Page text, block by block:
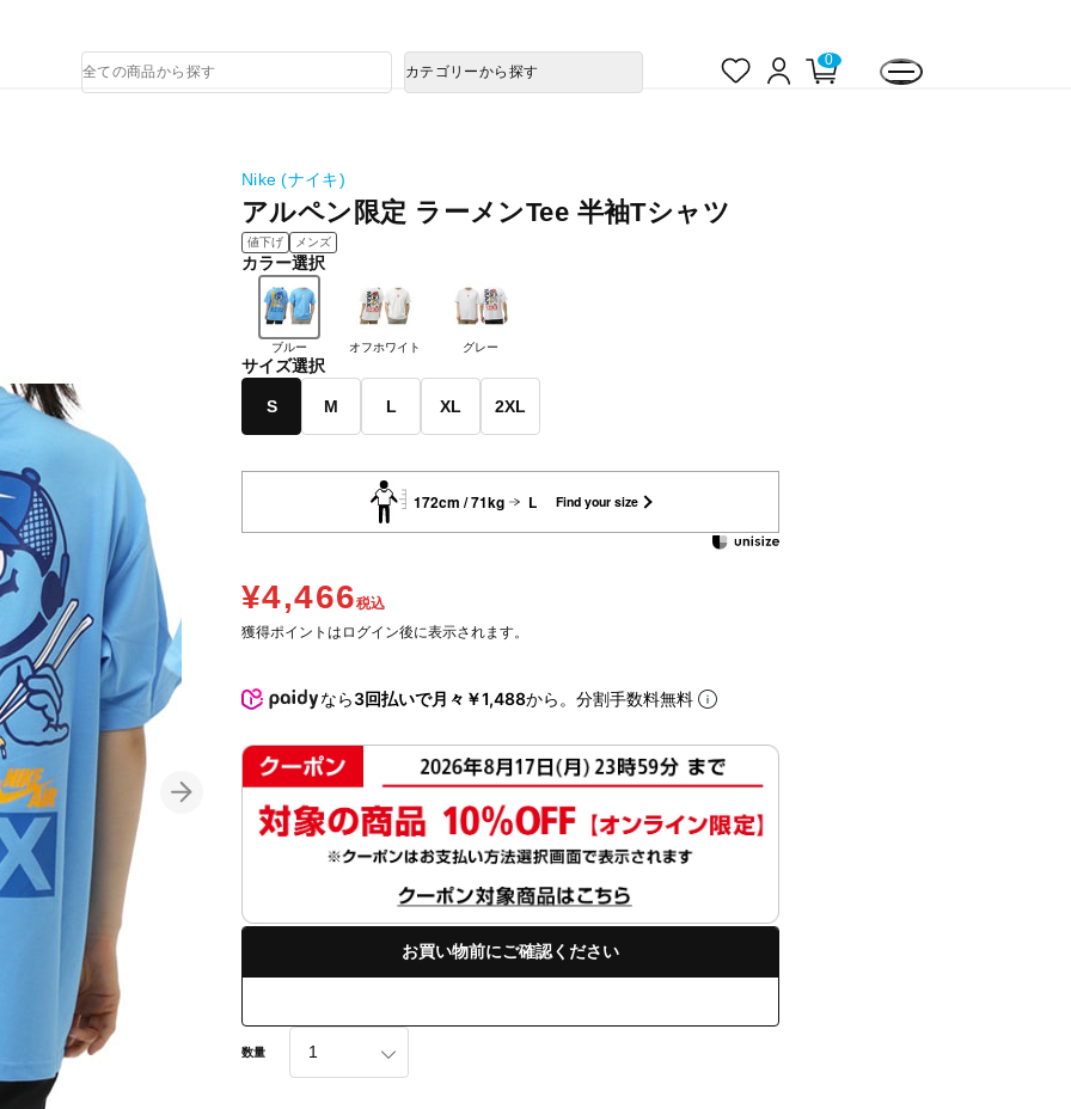
ロ
0
品
検
カテゴリーから探す
Nike (ナイキ)
アルペン限定 ラーメンTee 半袖Tシャツ
値下げ メンズ
カラー選択
ブルー オフホワイト グレー
サイズ選択
S M L XL 2XL
172cm / 71kg L Find your size
¥4,466税込
獲得ポイントはログイン後に表示されます。
なら3回払いで月々￥1,488から。分割手数料無料
お買い物前にご確認ください
数量